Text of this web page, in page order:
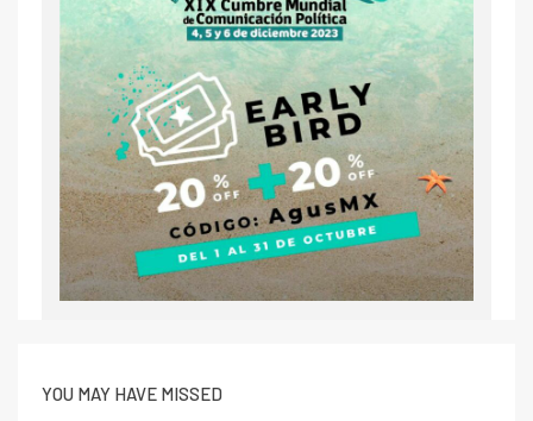
YOU MAY HAVE MISSED